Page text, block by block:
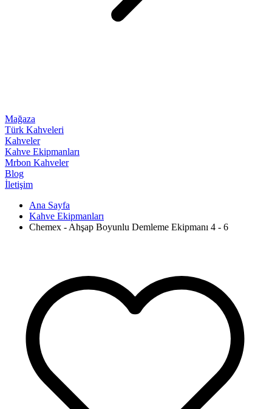
Mağaza
Türk Kahveleri
Kahveler
Kahve Ekipmanları
Mrbon Kahveler
Blog
İletişim
Ana Sayfa
Kahve Ekipmanları
Chemex - Ahşap Boyunlu Demleme Ekipmanı 4 - 6